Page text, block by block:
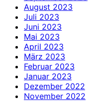
August 2023
Juli 2023
Juni 2023
Mai 2023
April 2023
März 2023
Februar 2023
Januar 2023
Dezember 2022
November 2022